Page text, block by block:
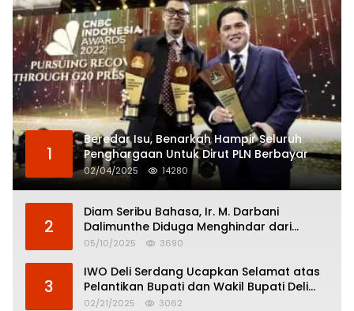
1
Beredar Isu, Benarkah Hampir Seluruh
Penghargaan Untuk Dirut PLN Berbayar
02/04/2025 14280
2
Diam Seribu Bahasa, Ir. M. Darbani
Dalimunthe Diduga Menghindar dari
Pertanggungjawaban Politik
05/10/2025 3690
3
IWO Deli Serdang Ucapkan Selamat atas
Pelantikan Bupati dan Wakil Bupati Deli
Serdang
02/21/2025 3062